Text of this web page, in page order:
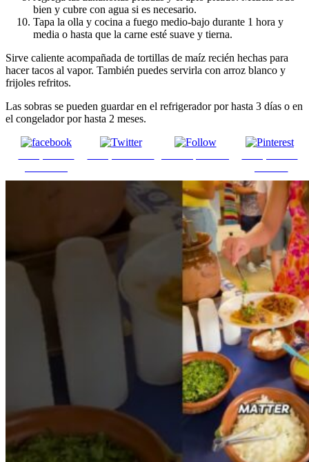
bien y cubre con agua si es necesario.
Tapa la olla y cocina a fuego medio-bajo durante 1 hora y
media o hasta que la carne esté suave y tierna.
Sirve caliente acompañada de tortillas de maíz recién hechas para
hacer tacos al vapor. También puedes servirla con arroz blanco y
frijoles refritos.
Las sobras se pueden guardar en el refrigerador por hasta 3 días o en
el congelador por hasta 2 meses.